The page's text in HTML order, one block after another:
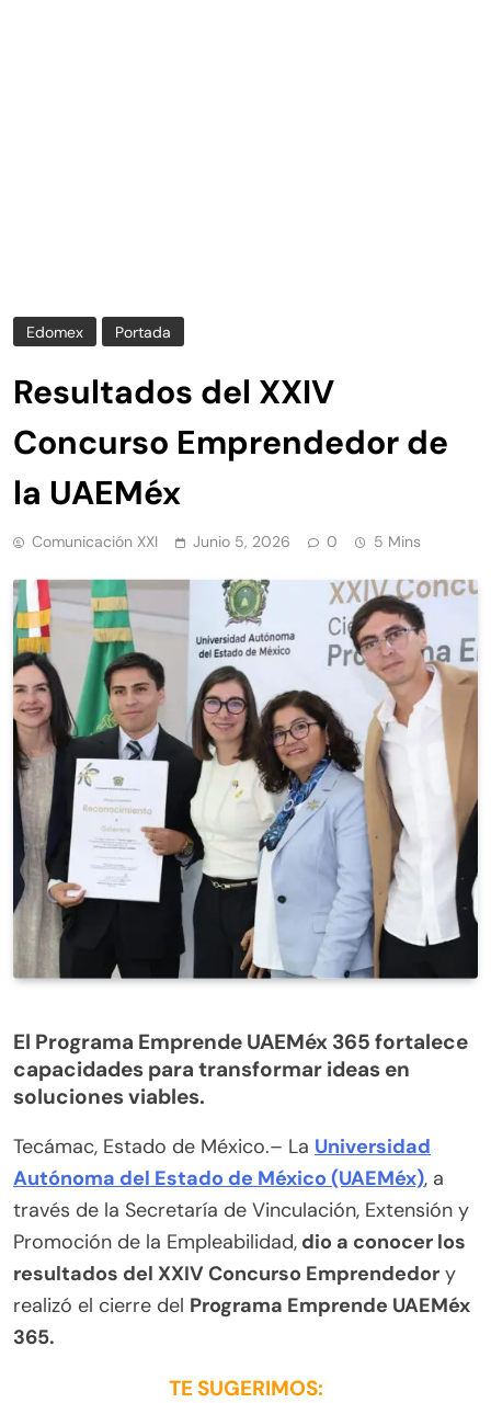
Edomex Portada
Resultados del XXIV
Concurso Emprendedor de
la UAEMéx
Comunicación XXI Junio 5, 2026 0 5 Mins
El Programa Emprende UAEMéx 365 fortalece
capacidades para transformar ideas en
soluciones viables.
Tecámac, Estado de México.– La Universidad
Autónoma del Estado de México (UAEMéx), a
través de la Secretaría de Vinculación, Extensión y
Promoción de la Empleabilidad, dio a conocer los
resultados del XXIV Concurso Emprendedor y
realizó el cierre del Programa Emprende UAEMéx
365.
TE SUGERIMOS: